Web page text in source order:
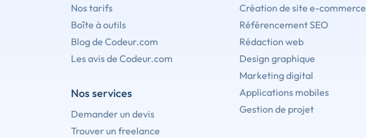
Nos tarifs
Boîte à outils
Blog de Codeur.com
Les avis de Codeur.com
Nos services
Demander un devis
Trouver un freelance
Création de site e-commerce
Référencement SEO
Rédaction web
Design graphique
Marketing digital
Applications mobiles
Gestion de projet